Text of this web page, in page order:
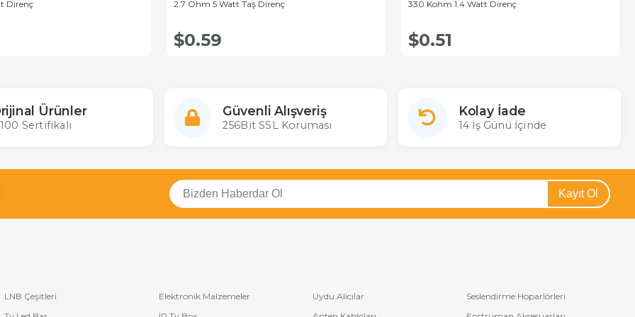
Direnç 2.7 Ohm 5 Watt Taş Direnç
$0.59
330 Kohm 1.4 Watt Direnç
$0.51
Ürünler
Sertifikalı
Güvenli Alışveriş
256Bit SSL Koruması
Kolay İade
14 İş Günü İçinde
Kayıt Ol
LNB Çeşitleri Elektronik Malzemeler Uydu Alıcılar
Seslendirme Hoparlörleri